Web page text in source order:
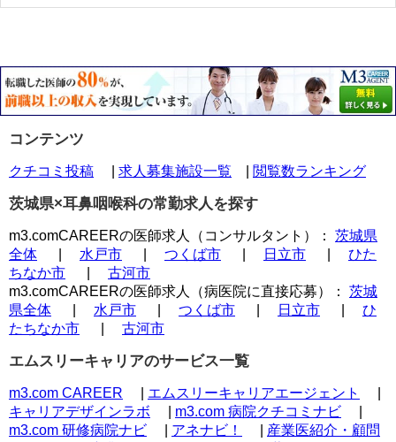
コンテンツ
クチコミ投稿 求人募集施設一覧 閲覧数ランキング
茨城県×耳鼻咽喉科の常勤求人を探す
m3.comCAREERの医師求人（コンサルタント）： 茨城県
全体
水戸市 つくば市 日立市
ひた
ちなか市
古河市
m3.comCAREERの医師求人（病医院に直接応募）： 茨城
県全体
水戸市 つくば市 日立市
ひ
たちなか市
古河市
エムスリーキャリアのサービス一覧
m3.com CAREER エムスリーキャリアエージェント
キャリアデザインラボ
m3.com 病院クチコミナビ
m3.com 研修病院ナビ
アネナビ！
産業医紹介・顧問